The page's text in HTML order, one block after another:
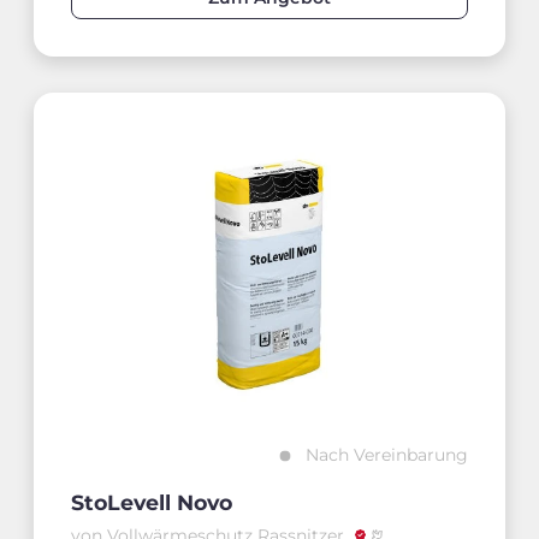
Nach Vereinbarung
StoLevell Novo